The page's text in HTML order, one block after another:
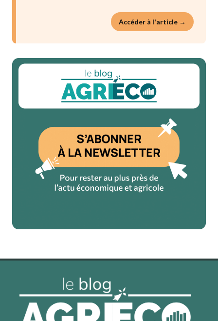
Accéder à l'article →